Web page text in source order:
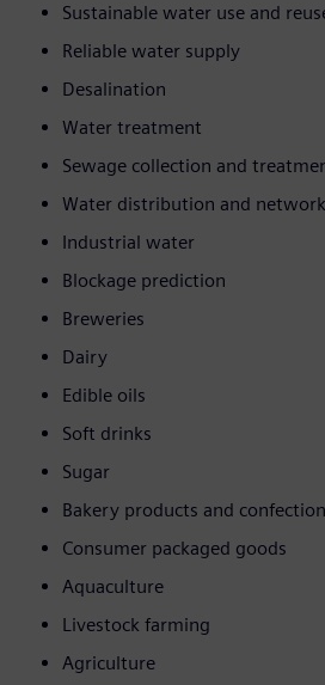
Sustainable water use and
Reliable water supply
Desalination
Water treatment
Sewage collection and
Water distribution and network
Industrial water
Blockage prediction
Breweries
Dairy
Edible oils
Soft drinks
Sugar
Bakery products and
Consumer packaged goods
Aquaculture
Livestock farming
Agriculture